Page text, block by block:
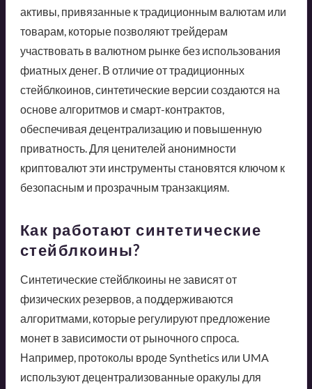
активы, привязанные к традиционным валютам или
товарам, которые позволяют трейдерам
участвовать в валютном рынке без использования
фиатных денег. В отличие от традиционных
стейблкоинов, синтетические версии создаются на
основе алгоритмов и смарт-контрактов,
обеспечивая децентрализацию и повышенную
приватность. Для ценителей анонимности
криптовалют эти инструменты становятся ключом к
безопасным и прозрачным транзакциям.
Как работают синтетические
стейблкоины?
Синтетические стейблкоины не зависят от
физических резервов, а поддерживаются
алгоритмами, которые регулируют предложение
монет в зависимости от рыночного спроса.
Например, протоколы вроде Synthetics или UMA
используют децентрализованные оракулы для